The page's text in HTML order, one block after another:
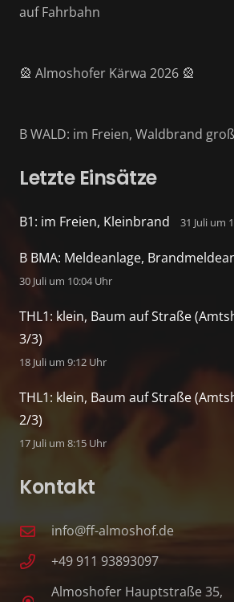
auf Fahrbahn
🎡 Almoshofer Kärwa 2026 🎡
B WALD: im Freien, Waldbrand
Letzte Einsätze
B1: im Freien, Kleinbrand 31 Juli um
B BMA: Meldeanlage,
30 Juli um 10:04 Uhr
THL1: klein, Baum auf Straße
3/3)
18 Juli um 9:12 Uhr
THL1: klein, Baum auf Straße
2/3)
17 Juli um 8:15 Uhr
Kontakt
info@ff-almoshof.de
+49 911 93893097
Almoshofer Hauptstraße 35,